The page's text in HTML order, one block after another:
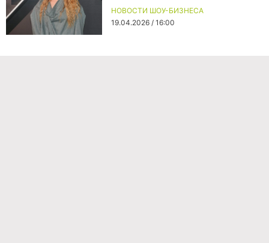
НОВОСТИ ШОУ-БИЗНЕСА
19.04.2026 / 16:00